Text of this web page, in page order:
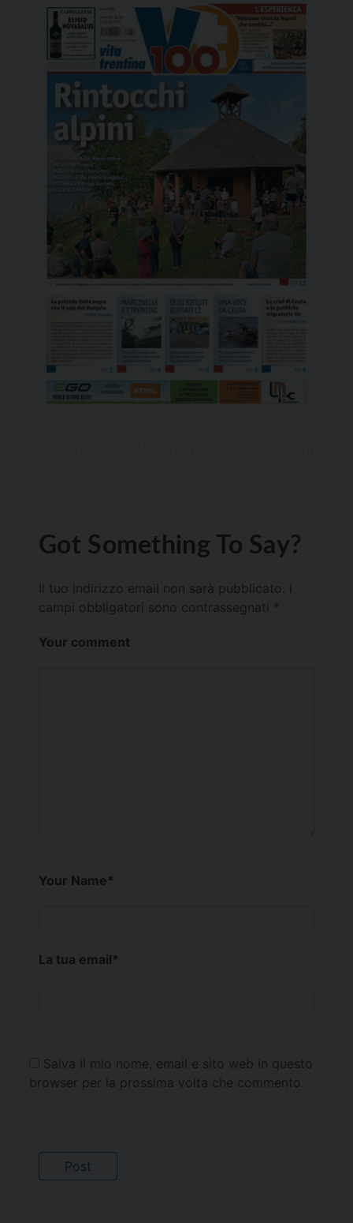
Got Something To Say?
Il tuo indirizzo email non sarà pubblicato.
campi obbligatori sono contrassegnati *
Your comment
Your Name*
La tua email*
Salva il mio nome, email e sito web in questo
browser per la prossima volta che commento.